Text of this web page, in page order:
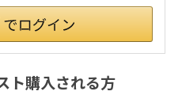
ト購入される方